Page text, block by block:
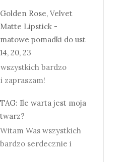
Golden Rose, Velvet
Matte Lipstick -
matowe pomadki do ust
14, 20, 23
bardzo
zapraszam!
TAG: Ile warta jest moja
twarz?
Witam Was wszystkich
bardzo serdecznie i